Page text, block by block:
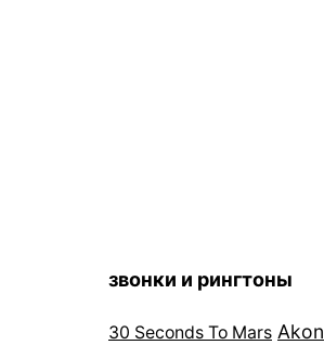
звонки и рингтоны
30 Seconds To Mars Akon